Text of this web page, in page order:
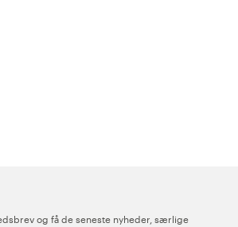
og få de seneste nyheder, særlige